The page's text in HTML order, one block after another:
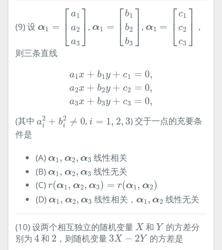
(9) 设 α1 = ⎡
⎢⎣
a1
a2
a3
⎤⎥
⎦
1a a
, α1 = ⎡
⎢⎣
b1
b2
b3
⎤⎥
⎦
1b b
, α1 = ⎡
⎢⎣
c1
c2
c3
⎤⎥
⎦
1c c3
，
则三条直线
a1x + b1y + c1 = 0,
a2x + b2y + c2 = 0,
a3x + b3y + c3 = 0,
a1 x+ b 1y + 1 =0 2x
(其中 a2
i + b2
i ≠ 0
i2 + bi2 0 ,i = 1, 2, 3
i=1, 2 3
) 交于一点的充要条
件是
(A)α1, α2, α3
α1, α2,α3 线性相关
(B)α1, α2, α3
α1, α2,α3 线性无关
(C)r(α1, α2, α3) = r(α1, α2)
r(α1 α2 α3) =r 1,α2
(D)α1, α2, α3
α1, α2,α3 线性相关，α1, α2
α1,α2 线性无关
(10) 设两个相互独立的随机变量 X
X 和Y
Y 的方差分
别为 4
4和 2
2 ，则随机变量 3X − 2Y
3X−2Y 的方差是